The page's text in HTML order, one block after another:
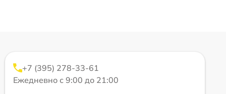
+7 (395) 278-33-61
Ежедневно с 9:00 до 21:00